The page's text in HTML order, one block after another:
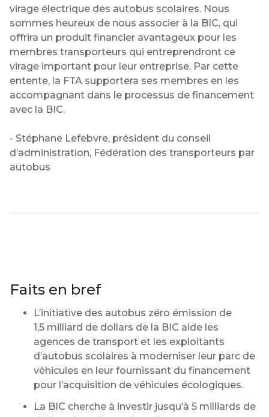
virage électrique des autobus scolaires. Nous
sommes heureux de nous associer à la BIC, qui
offrira un produit financier avantageux pour les
membres transporteurs qui entreprendront ce
virage important pour leur entreprise. Par cette
entente, la FTA supportera ses membres en les
accompagnant dans le processus de financement
avec la BIC.
- Stéphane Lefebvre, président du conseil
d’administration, Fédération des transporteurs par
autobus
Faits en bref
L’initiative des autobus zéro émission de
1,5 milliard de dollars de la BIC aide les
agences de transport et les exploitants
d’autobus scolaires à moderniser leur parc de
véhicules en leur fournissant du financement
pour l’acquisition de véhicules écologiques.
La BIC cherche à investir jusqu’à 5 milliards de